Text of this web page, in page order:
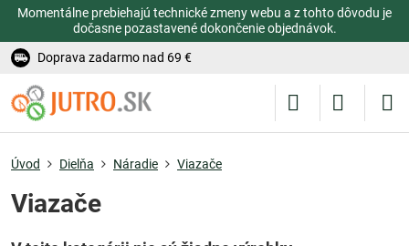
Momentálne prebiehajú technické zmeny webu a z tohto dôvodu je
dočasne pozastavené dokončenie objednávok.
Doprava zadarmo nad 69 €
Úvod Dielňa Náradie Viazače
Viazače